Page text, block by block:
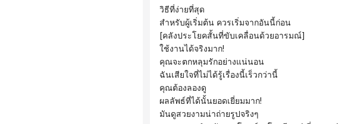
วิธีที่ง่ายที่สุด
สำหรับผู้เริ่มต้น ควรเริ่มจากอันนี้ก่อน
[คลังประโยคสั้นที่ขับเคลื่อนด้วยอารมณ์]
ใช้งานได้จริงมาก!
คุณจะตกหลุมรักอย่างแน่นอน
ฉันเสียใจที่ไม่ได้รู้เรื่องนี้เร็วกว่านี้
คุณต้องลองดู
ผลลัพธ์ที่ได้นั้นยอดเยี่ยมมาก!
มันดูสวยงามน่าถ่ายรูปจริงๆ